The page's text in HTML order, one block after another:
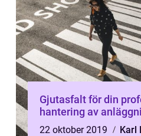
Gjutasfalt för din
hantering av
22 oktober 2019
Karl